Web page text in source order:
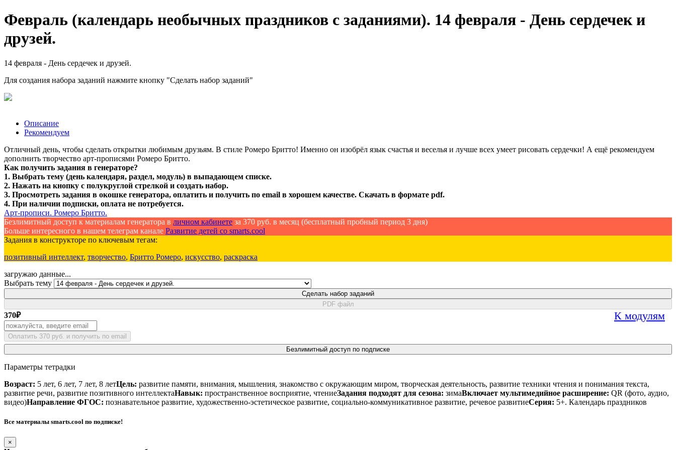
Февраль (календарь необычных праздников с заданиями). 14 февраля - День сердечек и
друзей.
14 февраля - День сердечек и друзей.
Для создания набора заданий нажмите кнопку "Сделать набор заданий"
Описание
Рекомендуем
Отличный день, чтобы сделать открытки любимым друзьям. В стиле Ромеро Бритто! Именно он изобрёл язык счастья и веселья и лучше всех умеет рисовать сердечки! А ещё рекомендуем
дополнить творчество арт-прописями Ромеро Бритто.
Как получить задания в генераторе?
1. Выбрать тему (день календаря, раздел, модуль) в выпадающем списке.
2. Нажать на кнопку с полукруглой стрелкой и создать набор.
3. Просмотреть задания в окошке генератора, оплатить и получить по email в хорошем качестве. Скачать в формате pdf.
4. При наличии подписки, оплата не потребуется.
Арт-прописи. Ромеро Бритто.
Безлимитный доступ к материалам генератора в личном кабинете за 370 руб. в месяц (бесплатный пробный период 3 дня)
Больше интересного в нашем телеграм канале Развитие детей со smarts.cool
Задания в конструкторе по ключевым тегам:
позитивный интеллект, творчество, Бритто Ромеро, искусство, раскраска
загружаю данные...
Выбрать тему
Сделать набор заданий
PDF файл
370₽ К модулям
Оплатить 370 руб. и получить по email
Безлимитный доступ по подписке
Параметры тетрадки
Возраст: 5 лет, 6 лет, 7 лет, 8 летЦель: развитие памяти, внимания, мышления, знакомство с окружающим миром, творческая деятельность, развитие техники чтения и понимания текста,
развитие речи, развитие позитивного интеллектаНавык: пространственное восприятие, чтениеЗадания подходят для сезона: зимаВключает мультимедийное расширение: QR (фото, аудио,
видео)Направление ФГОС: познавательное развитие, художественно-эстетическое развитие, социально-коммуникативное развитие, речевое развитиеСерия: 5+. Календарь праздников
Все материалы smarts.cool по подписке!
×